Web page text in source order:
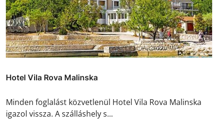
Hotel Vila Rova Malinska
Minden foglalást közvetlenül Hotel Vila Rova Malinska
igazol vissza. A szálláshely s...